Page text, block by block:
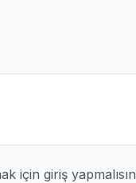
için giriş